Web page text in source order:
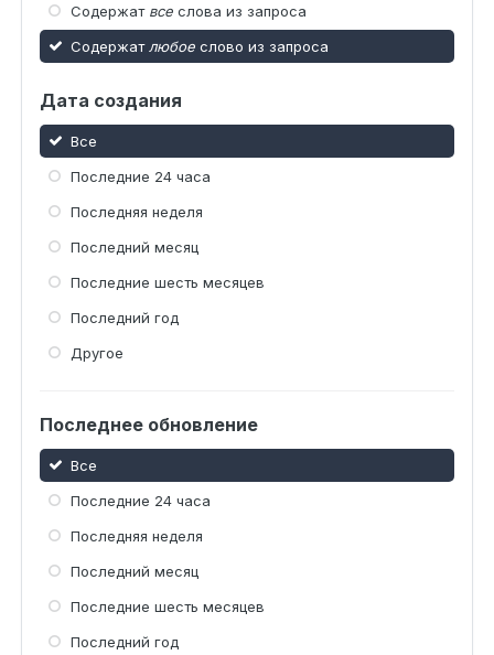
Содержат все слова из запроса
Содержат любое слово из запроса
Дата создания
Все
Последние 24 часа
Последняя неделя
Последний месяц
Последние шесть месяцев
Последний год
Другое
Последнее обновление
Все
Последние 24 часа
Последняя неделя
Последний месяц
Последние шесть месяцев
Последний год